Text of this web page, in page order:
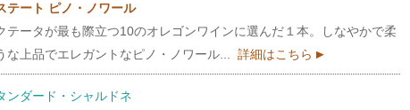
ート ピノ・ノワール
テータが最も際立つ10のオレゴンワインに選んだ１本。しなやかで柔
上品でエレガントなピノ・ノワール...
詳細はこちら
ンダード・シャルドネ